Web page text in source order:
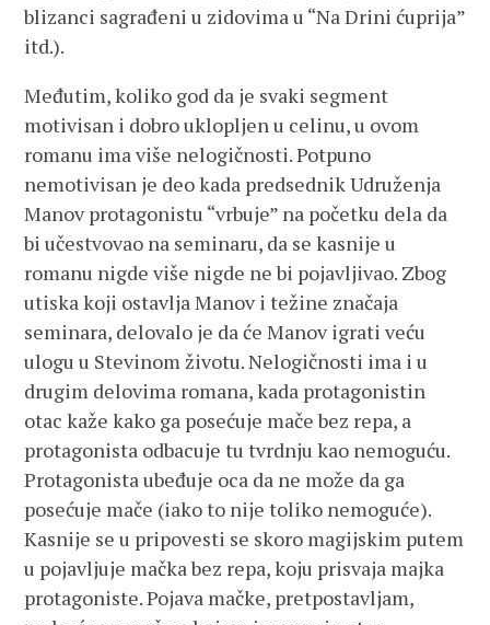
blizanci sagrađeni u zidovima u “Na Drini ćuprija”
itd.).
Međutim, koliko god da je svaki segment
motivisan i dobro uklopljen u celinu, u ovom
romanu ima više nelogičnosti. Potpuno
nemotivisan je deo kada predsednik Udruženja
Manov protagonistu “vrbuje” na početku dela da
bi učestvovao na seminaru, da se kasnije u
romanu nigde više nigde ne bi pojavljivao. Zbog
utiska koji ostavlja Manov i težine značaja
seminara, delovalo je da će Manov igrati veću
ulogu u Stevinom životu. Nelogičnosti ima i u
drugim delovima romana, kada protagonistin
otac kaže kako ga posećuje mače bez repa, a
protagonista odbacuje tu tvrdnju kao nemoguću.
Protagonista ubeđuje oca da ne može da ga
posećuje mače (iako to nije toliko nemoguće).
Kasnije se u pripovesti se skoro magijskim putem
u pojavljuje mačka bez repa, koju prisvaja majka
protagoniste. Pojava mačke, pretpostavljam,